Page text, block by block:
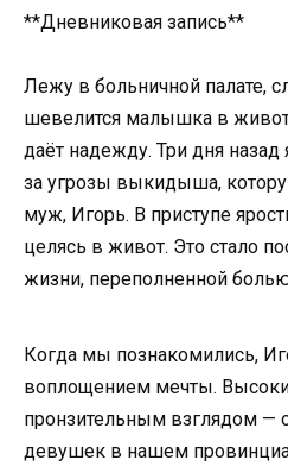
**Дневниковая запись**
Лежу в больничной палате,
шевелится малышка в
даёт надежду. Три дня назад
за угрозы выкидыша,
муж, Игорь. В приступе
целясь в живот. Это стало
жизни, переполненной
Когда мы познакомились,
воплощением мечты.
пронзительным взглядом —
девушек в нашем